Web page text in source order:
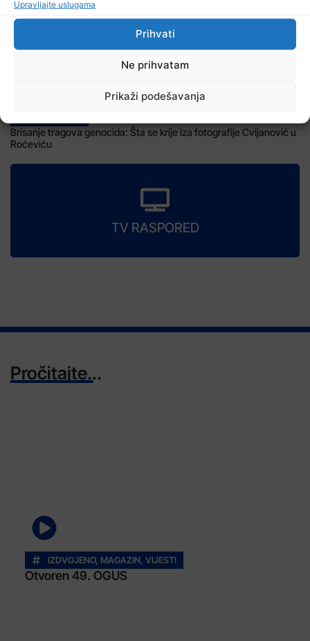
Upravljajte uslugama
Prihvati
Ne prihvatam
Prikaži podešavanja
Brisanje tragova genocida: Šta se krije iza fotografije Cvijanović u
Roćeviću
TV RASPORED
Pročitajte...
IZDVOJENO, MAGAZIN, VIJESTI
Otvoren 49. OGUS